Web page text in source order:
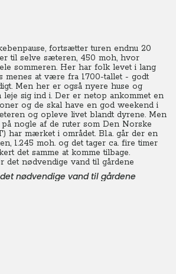
fortsætter turen endnu 20
til selve sæteren, 450 moh, hvor
sommeren. Her har folk levet i lang
menes at være fra 1700-tallet - godt
Men her er også nyere huse og
leje sig ind i. Der er netop ankommet en
og de skal have en god weekend i
og opleve livet blandt dyrene. Men
nogle af de ruter som Den Norske
har mærket i området. Bl.a. går der en
1.245 moh. og det tager ca. fire timer
det samme at komme tilbage.
nødvendige vand til gårdene